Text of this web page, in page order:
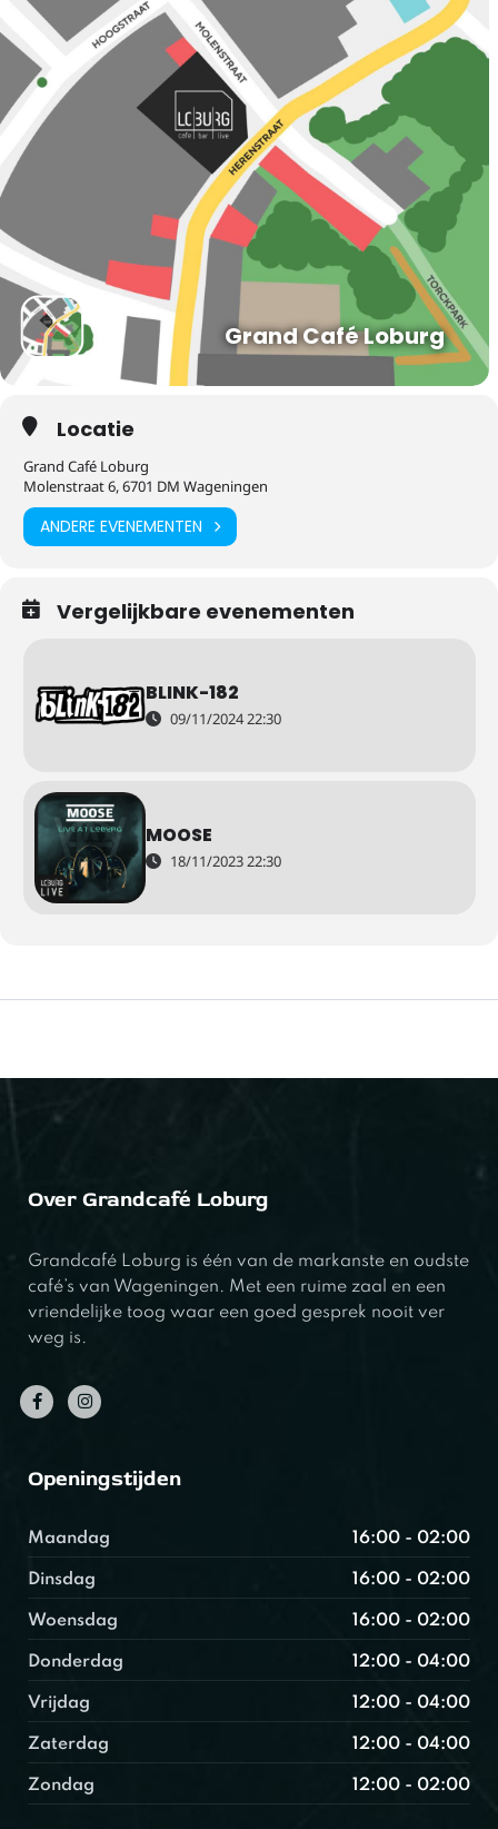
Grand Café Loburg
Locatie
Grand Café Loburg
Molenstraat 6, 6701 DM Wageningen
ANDERE EVENEMENTEN
Vergelijkbare evenementen
BLINK-182
09/11/2024 22:30
MOOSE
18/11/2023 22:30
Over Grandcafé Loburg
Grandcafé Loburg is één van de markanste en oudste
café’s van Wageningen. Met een ruime zaal en een
vriendelijke toog waar een goed gesprek nooit ver
weg is.
Openingstijden
Maandag 16:00 - 02:00
Dinsdag 16:00 - 02:00
Woensdag 16:00 - 02:00
Donderdag 12:00 - 04:00
Vrijdag 12:00 - 04:00
Zaterdag 12:00 - 04:00
Zondag 12:00 - 02:00